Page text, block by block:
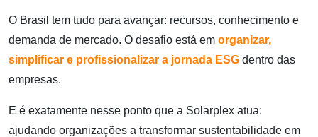
O Brasil tem tudo para avançar: recursos, conhecimento e
demanda de mercado. O desafio está em organizar,
simplificar e profissionalizar a jornada ESG dentro das
empresas.
E é exatamente nesse ponto que a Solarplex atua:
ajudando organizações a transformar sustentabilidade em